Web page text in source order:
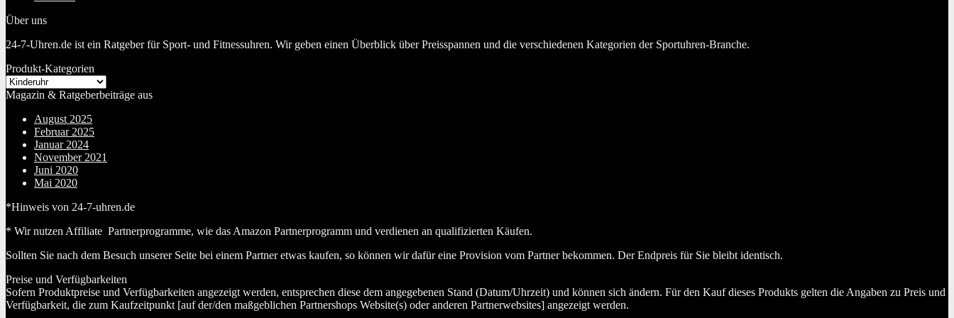
Über uns
24-7-Uhren.de ist ein Ratgeber für Sport- und Fitnessuhren. Wir geben einen Überblick über Preisspannen und die verschiedenen Kategorien der Sportuhren-Branche.
Produkt-Kategorien
Magazin & Ratgeberbeiträge aus
August 2025
Februar 2025
Januar 2024
November 2021
Juni 2020
Mai 2020
*Hinweis von 24-7-uhren.de
* Wir nutzen Affiliate Partnerprogramme, wie das Amazon Partnerprogramm und verdienen an qualifizierten Käufen.
Sollten Sie nach dem Besuch unserer Seite bei einem Partner etwas kaufen, so können wir dafür eine Provision vom Partner bekommen. Der Endpreis für Sie bleibt identisch.
Preise und Verfügbarkeiten
Sofern Produktpreise und Verfügbarkeiten angezeigt werden, entsprechen diese dem angegebenen Stand (Datum/Uhrzeit) und können sich ändern. Für den Kauf dieses Produkts gelten die Angaben zu Preis und
Verfügbarkeit, die zum Kaufzeitpunkt [auf der/den maßgeblichen Partnershops Website(s) oder anderen Partnerwebsites] angezeigt werden.